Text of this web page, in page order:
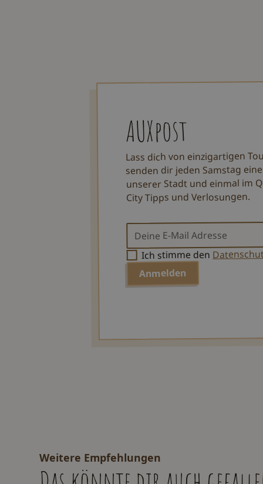
AUXpost
Lass dich von einzigartigen
senden dir jeden Samstag
unserer Stadt und einmal im
City Tipps und Verlosungen.
Ich stimme den
Weitere Empfehlungen